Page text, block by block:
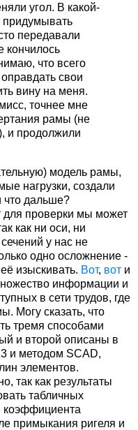
угол. В какой-
придумывать
передавали
кончилось
что всего
свои
вину на меня.
точнее мне
рамы (не
и продолжили
модель рамы,
нагрузки, создали
что дальше?
для проверки мы может
как ни оси, ни
у нас не
одно осложнение -
изыскивать. Вот, вот и
информации и
в сети трудов, где
Могу сказать, что
тремя способами
и второй описаны в
и методом SCAD,
элементов.
так как результаты
табличных
коэффициента
примыкания ригеля и